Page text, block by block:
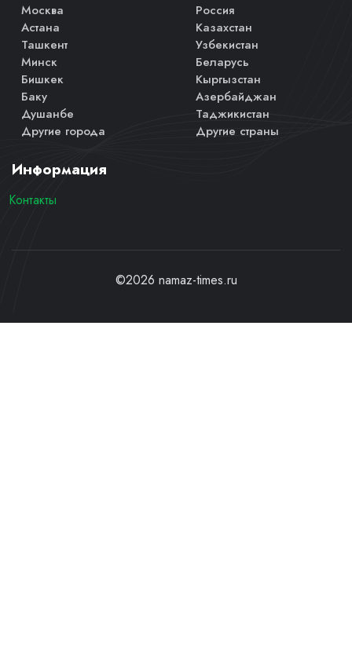
Москва
Астана
Ташкент
Минск
Бишкек
Баку
Душанбе
Другие города
Россия
Казахстан
Узбекистан
Беларусь
Кыргызстан
Азербайджан
Таджикистан
Другие страны
Информация
Контакты
©2026 namaz-times.ru